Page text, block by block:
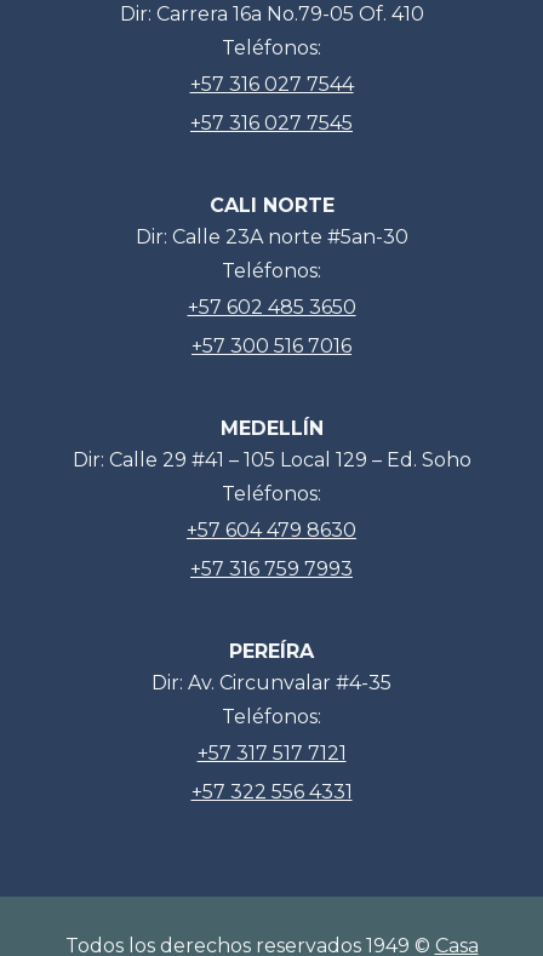
Dir: Carrera 16a No.79-05 Of. 410
Teléfonos:
+57 316 027 7544
+57 316 027 7545
CALI NORTE
Dir: Calle 23A norte #5an-30
Teléfonos:
+57 602 485 3650
+57 300 516 7016
MEDELLÍN
Dir: Calle 29 #41 – 105 Local 129 – Ed. Soho
Teléfonos:
+57 604 479 8630
+57 316 759 7993
PEREÍRA
Dir: Av. Circunvalar #4-35
Teléfonos:
+57 317 517 7121
+57 322 556 4331
Todos los derechos reservados 1949 © Casa